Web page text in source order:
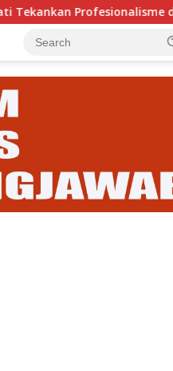
dan Kolaborasi